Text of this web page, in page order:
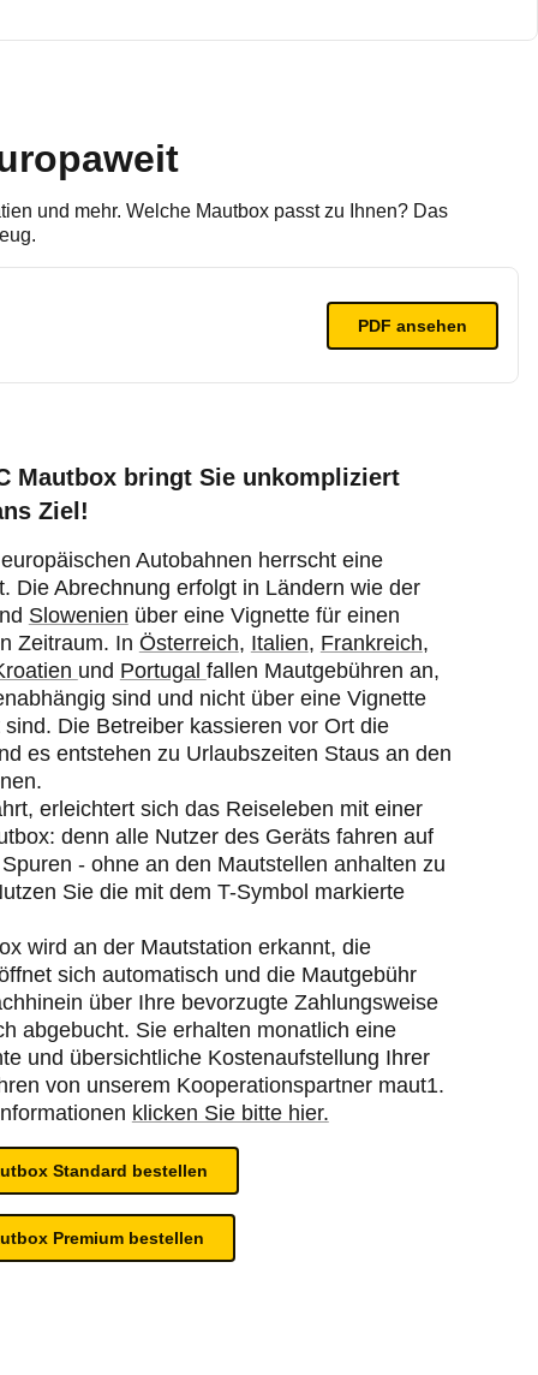
und mehr. Welche Mautbox passt zu Ihnen? Das
PDF ansehen
Mautbox bringt Sie unkompliziert
Ziel!
Autobahnen herrscht eine
Die Abrechnung erfolgt in Ländern wie der
Slowenien über eine Vignette für einen
Zeitraum. In Österreich, Italien, Frankreich,
und Portugal fallen Mautgebühren an,
sind und nicht über eine Vignette
Die Betreiber kassieren vor Ort die
es entstehen zu Urlaubszeiten Staus an den
erleichtert sich das Reiseleben mit einer
denn alle Nutzer des Geräts fahren auf
- ohne an den Mautstellen anhalten zu
Sie die mit dem T-Symbol markierte
wird an der Mautstation erkannt, die
sich automatisch und die Mautgebühr
über Ihre bevorzugte Zahlungsweise
abgebucht. Sie erhalten monatlich eine
und übersichtliche Kostenaufstellung Ihrer
von unserem Kooperationspartner maut1.
klicken Sie bitte hier.
Standard bestellen
Premium bestellen